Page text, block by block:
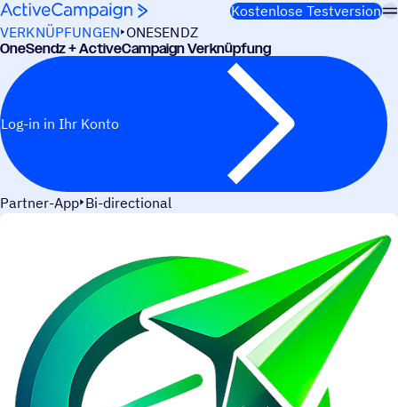
Weiter zum Inhalt
Kostenlose Testversion
VERKNÜPFUNGEN ONESENDZ
OneSendz + ActiveCampaign Verknüpfung
Log-in in Ihr Konto
Partner-App Bi-directional